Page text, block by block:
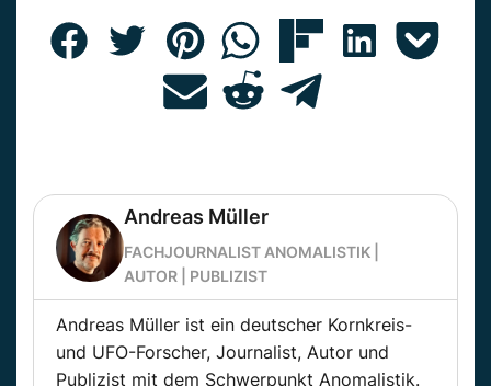
Andreas Müller
FACHJOURNALIST ANOMALISTIK |
AUTOR | PUBLIZIST
Andreas Müller ist ein deutscher Kornkreis-
und UFO-Forscher, Journalist, Autor und
Publizist mit dem Schwerpunkt Anomalistik.